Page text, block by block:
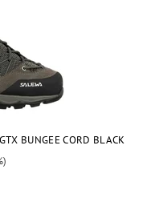
BUNGEE CORD BLACK